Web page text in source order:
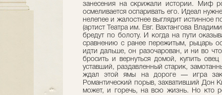
занесения на скрижали истории. Миф
осмеливается оспаривать его. Идеал
нелепее и жалостнее выглядит истинное
(артист Театра им. Евг. Вахтангова
бредут по болоту. И когда на пути
сравнению с ранее пережитым, рыцарь
идти дальше, он разочарован, и ни во
бросить и вернуться домой, купить
уставший, раздавленный старик,
ждал этой ямы на дороге — игра
Романтический порыв, захвативший Дон
может, и горечь, на всю жизнь. Но кто